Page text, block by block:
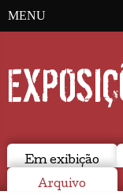
MENU
Em exibição
Arquivo